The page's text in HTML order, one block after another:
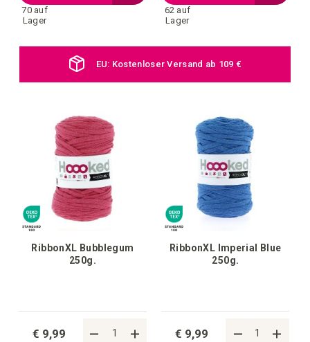
70 auf
Lager
Wunschliste
62 auf
Lager
Täglich neue Farben online
RibbonXL Bubblegum
250g.
€ 9,99
RibbonXL Imperial Blue
250g.
€ 9,99